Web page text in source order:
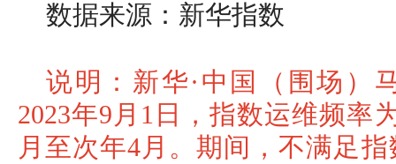
数据来源：新华指数
说明：新华·中国（围场）
2023年9月1日，指数运维频率
月至次年4月。期间，不满足